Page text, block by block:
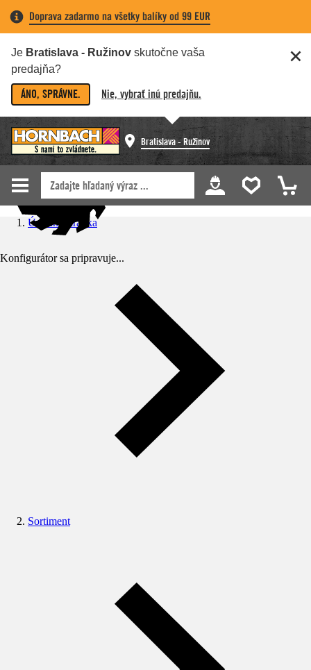
Doprava zadarmo na všetky balíky od 99 EUR
Je Bratislava - Ružinov skutočne vaša
predajňa?
ÁNO, SPRÁVNE. Nie, vybrať inú predajňu.
Bratislava - Ružinov
Konfigurátor sa pripravuje...
Úvodná stránka
Sortiment